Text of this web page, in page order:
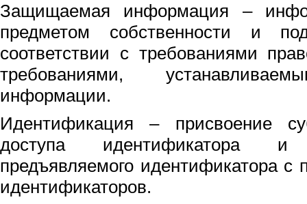
Защищаемая информация –
предметом собственности и
соответствии с требованиями
требованиями,
информации.
Идентификация – присвоение
доступа идентификатора
предъявляемого идентификатора с
идентификаторов.